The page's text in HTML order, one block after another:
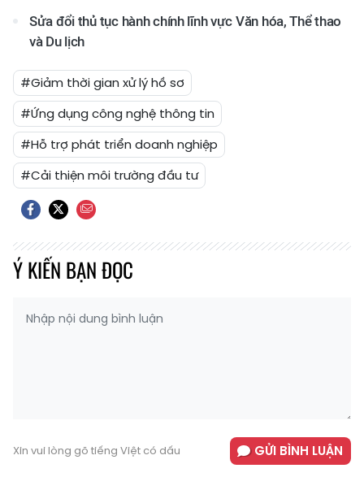
Sửa đổi thủ tục hành chính lĩnh vực Văn hóa, Thể thao
và Du lịch
#Giảm thời gian xử lý hồ sơ
#Ứng dụng công nghệ thông tin
#Hỗ trợ phát triển doanh nghiệp
#Cải thiện môi trường đầu tư
Ý KIẾN BẠN ĐỌC
Xin vui lòng gõ tiếng Việt có dấu GỬI BÌNH LUẬN